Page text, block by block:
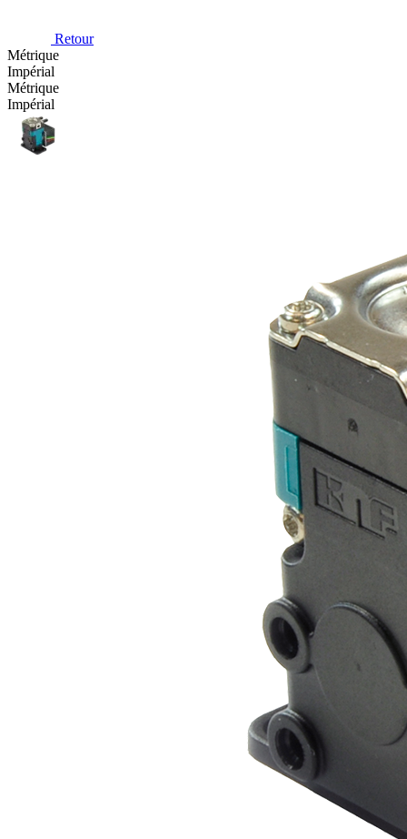
Retour
Métrique
Impérial
Métrique
Impérial